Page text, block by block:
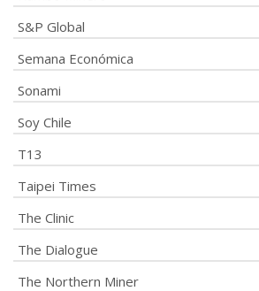
S&P Global
Semana Económica
Sonami
Soy Chile
T13
Taipei Times
The Clinic
The Dialogue
The Northern Miner